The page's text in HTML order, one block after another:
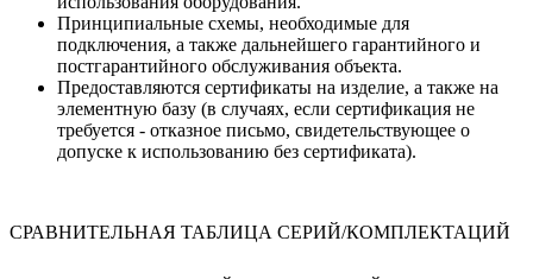
Принципиальные схемы, необходимые для
подключения, а также дальнейшего гарантийного и
постгарантийного обслуживания объекта.
Предоставляются сертификаты на изделие, а также на
элементную базу (в случаях, если сертификация не
требуется - отказное письмо, свидетельствующее о
допуске к использованию без сертификата).
СРАВНИТЕЛЬНАЯ ТАБЛИЦА СЕРИЙ/КОМПЛЕКТАЦИЙ